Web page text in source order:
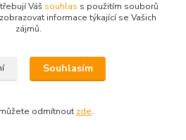
s.r.o. 2023
Váš souhlas s použitím souborů
informace týkající se Vašich
zájmů.
Souhlasím
odmítnout zde.